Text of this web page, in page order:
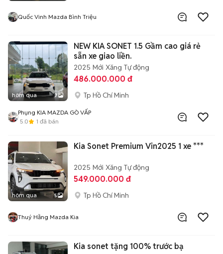
Quốc Vinh Mazda Bình Triệu
hôm qua 7
NEW KIA SONET 1.5 Gầm cao giá rẻ
sẵn xe giao liền.
2025 Mới Xăng Tự động
486.000.000 đ
Tp Hồ Chí Minh
Phụng KIA MAZDA GÒ VẤP
5.0
1 đã bán
hôm qua 5
Kia Sonet Premium Vin2025 1 xe ***
2025 Mới Xăng Tự động
549.000.000 đ
Tp Hồ Chí Minh
Thuý Hằng Mazda Kia
Kia sonet tặng 100% trước bạ